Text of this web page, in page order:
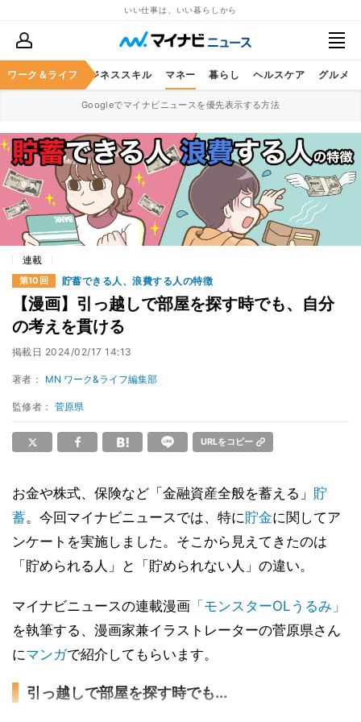
いい仕事は、いい暮らしから
ワーク＆ライフ
キャリア ビジネススキル マネー 暮らし ヘルスケア グルメ
Googleでマイナビニュースを優先表示する方法
連載
第10回 貯蓄できる人、浪費する人の特徴
【漫画】引っ越しで部屋を探す時でも、自分
の考えを貫ける
掲載日 2024/02/17 14:13
著者： MN ワーク&ライフ編集部
監修者：菅原県
URLをコピー
お金や株式、保険など「金融資産全般を蓄える」 貯
蓄。今回マイナビニュースでは、特に貯金に関してア
ンケートを実施しました。そこから見えてきたのは
「貯められる人」と「貯められない人」の違い。
マイナビニュースの連載漫画 「モンスターOLうるみ」
を執筆する、漫画家兼イラストレーターの菅原県さん
にマンガで紹介してもらいます。
引っ越しで部屋を探す時でも...